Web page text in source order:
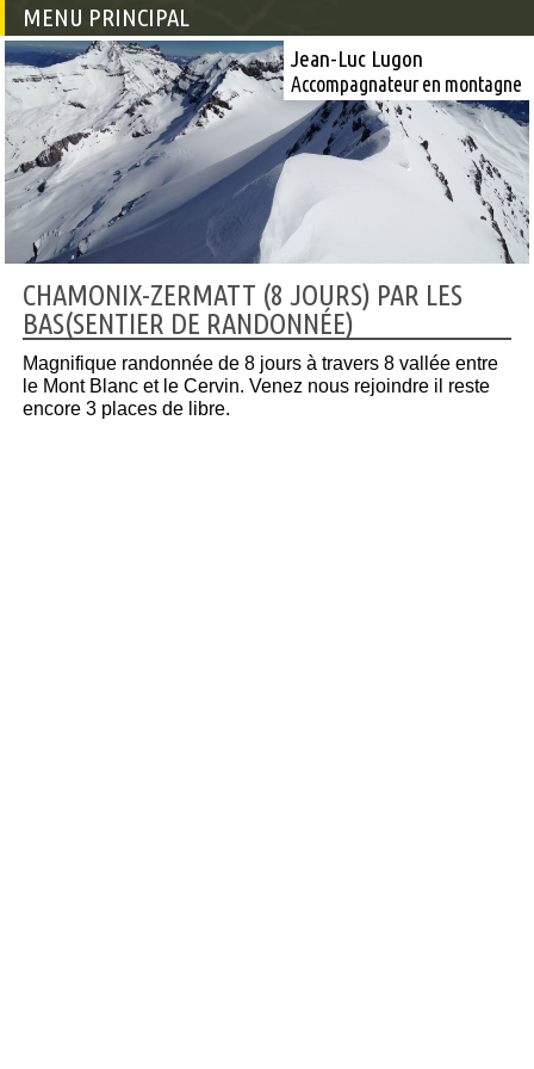
MENU PRINCIPAL
Jean-Luc Lugon
Accompagnateur en montagne
CHAMONIX-ZERMATT (8 JOURS) PAR LES
BAS(SENTIER DE RANDONNÉE)
Magnifique randonnée de 8 jours à travers 8 vallée entre
le Mont Blanc et le Cervin. Venez nous rejoindre il reste
encore 3 places de libre.